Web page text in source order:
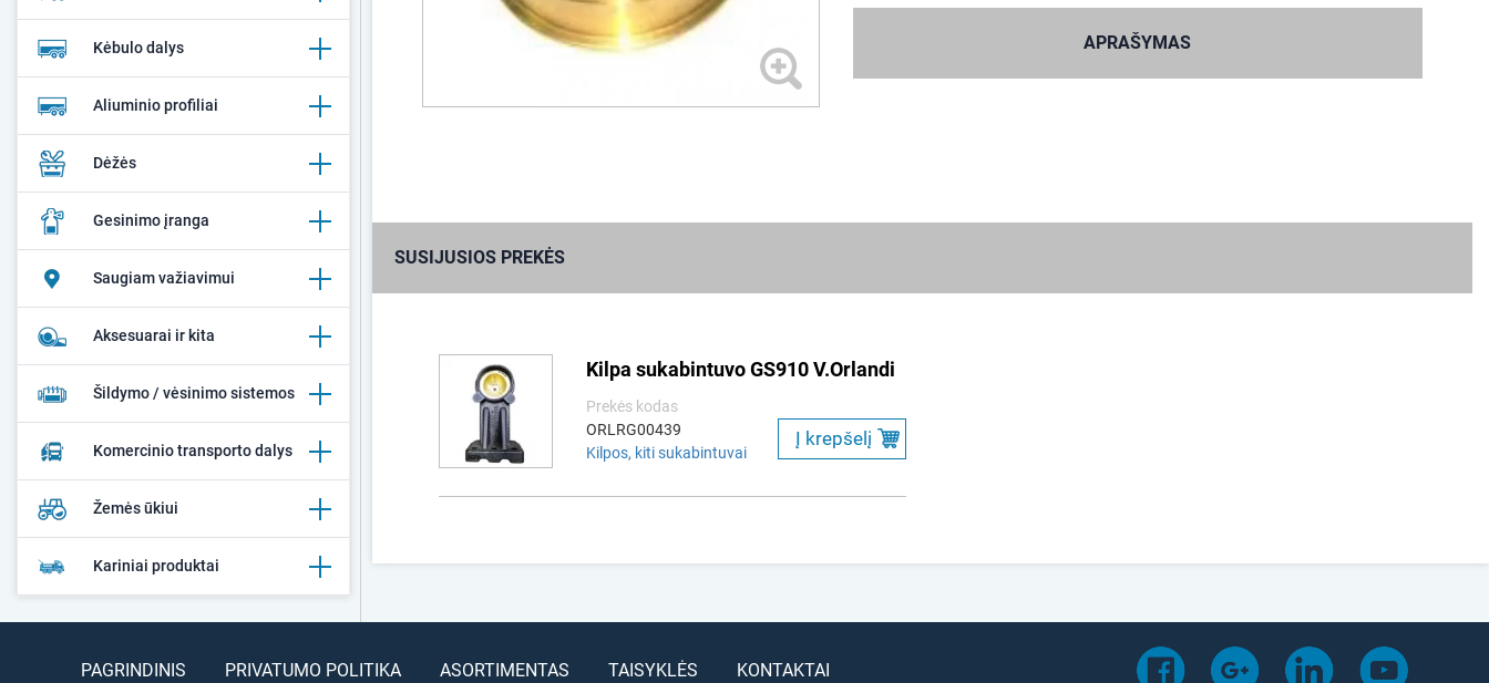
Kėbulo dalys
Aliuminio profiliai
Dėžės
Gesinimo įranga
Saugiam važiavimui
Aksesuarai ir kita
Šildymo / vėsinimo sistemos
Komercinio transporto dalys
Žemės ūkiui
Kariniai produktai
APRAŠYMAS
SUSIJUSIOS PREKĖS
Kilpa sukabintuvo GS910 V.Orlandi
Prekės kodas
ORLRG00439
Kilpos, kiti sukabintuvai
Į krepšelį
PAGRINDINIS PRIVATUMO POLITIKA ASORTIMENTAS TAISYKLĖS KONTAKTAI